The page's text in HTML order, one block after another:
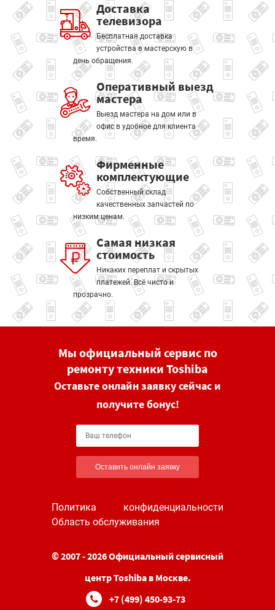
Доставка
телевизора
Бесплатная доставка
устройства в мастерскую в
день обращения.
Оперативный выезд
мастера
Выезд мастера на дом или в
офис в удобное для клиента
время.
Фирменные
комплектующие
Собственный склад
качественных запчастей по
низким ценам.
Самая низкая
стоимость
Никаких переплат и скрытых
платежей. Всё чисто и
прозрачно.
Мы официальный сервис по
ремонту техники Toshiba
Оставьте онлайн заявку сейчас и
получите бонус!
Оставить онлайн заявку
Политика конфиденциальности
Область обслуживания
© 2007 - 2026 Официальный сервисный
центр Toshiba в Москве.
+7 (499) 450-93-73